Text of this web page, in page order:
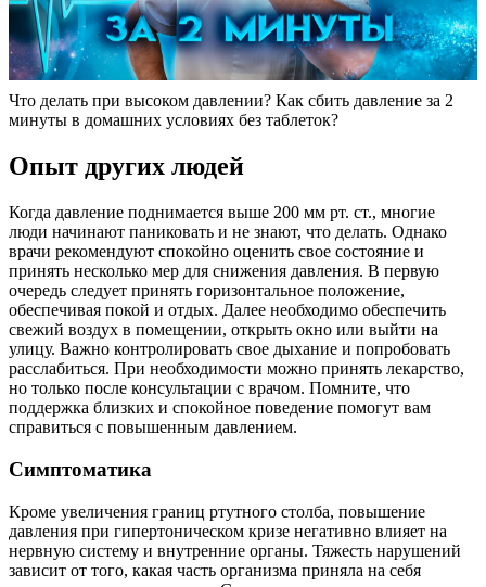
Что делать при высоком давлении? Как сбить давление за 2
минуты в домашних условиях без таблеток?
Опыт других людей
Когда давление поднимается выше 200 мм рт. ст., многие
люди начинают паниковать и не знают, что делать. Однако
врачи рекомендуют спокойно оценить свое состояние и
принять несколько мер для снижения давления. В первую
очередь следует принять горизонтальное положение,
обеспечивая покой и отдых. Далее необходимо обеспечить
свежий воздух в помещении, открыть окно или выйти на
улицу. Важно контролировать свое дыхание и попробовать
расслабиться. При необходимости можно принять лекарство,
но только после консультации с врачом. Помните, что
поддержка близких и спокойное поведение помогут вам
справиться с повышенным давлением.
Симптоматика
Кроме увеличения границ ртутного столба, повышение
давления при гипертоническом кризе негативно влияет на
нервную систему и внутренние органы. Тяжесть нарушений
зависит от того, какая часть организма приняла на себя